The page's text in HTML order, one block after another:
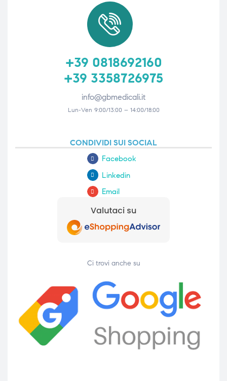
+39 0818692160
+39 3358726975
info@gbmedicali.it
Lun-Ven 9:00/13:00 – 14:00/18:00
CONDIVIDI SUI SOCIAL
Facebook
Linkedin
Email
Ci trovi anche su